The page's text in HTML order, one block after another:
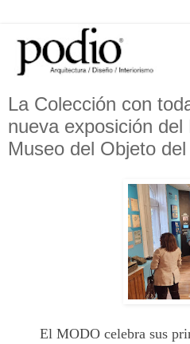
La Colección con
nueva exposición
Museo del Objeto
El MODO celebra sus